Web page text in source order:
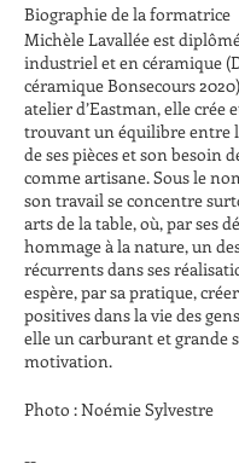
Biographie de la formatrice
Michèle Lavallée est
industriel et en céramique
céramique Bonsecours
atelier d’Eastman, elle crée
trouvant un équilibre entre
de ses pièces et son besoin
comme artisane. Sous le
son travail se concentre
arts de la table, où, par ses
hommage à la nature, un
récurrents dans ses
espère, par sa pratique,
positives dans la vie des
elle un carburant et grande
motivation.
Photo : Noémie Sylvestre
--